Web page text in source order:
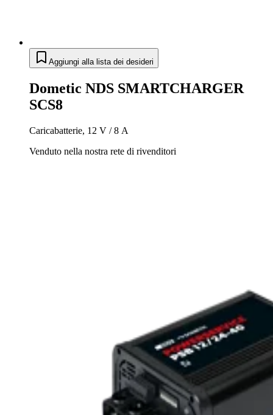
Aggiungi alla lista dei desideri
Dometic NDS SMARTCHARGER
SCS8
Caricabatterie, 12 V / 8 A
Venduto nella nostra rete di rivenditori